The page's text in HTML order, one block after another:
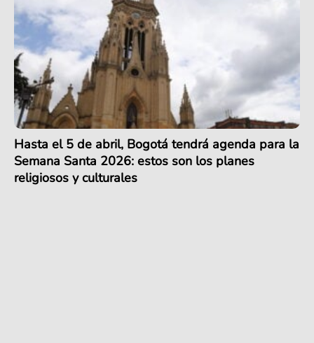
Hasta el 5 de abril, Bogotá tendrá agenda para la
Semana Santa 2026: estos son los planes
religiosos y culturales